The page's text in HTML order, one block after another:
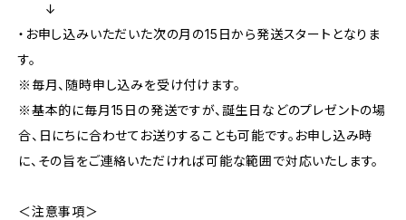
↓
・お申し込みいただいた次の月の15日から発送スタートとなりま
す。
※毎月、随時申し込みを受け付けます。
※基本的に毎月15日の発送ですが、誕生日などのプレゼントの場
合、日にちに合わせてお送りすることも可能です。お申し込み時
に、その旨をご連絡いただければ可能な範囲で対応いたします。
＜注意事項＞